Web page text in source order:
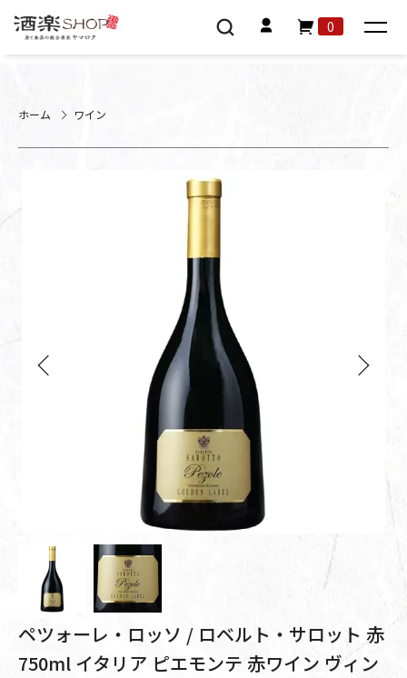
0
ホーム ワイン
Previous Next
ペツォーレ・ロッソ / ロベルト・サロット 赤
750ml イタリア ピエモンテ 赤ワイン ヴィン